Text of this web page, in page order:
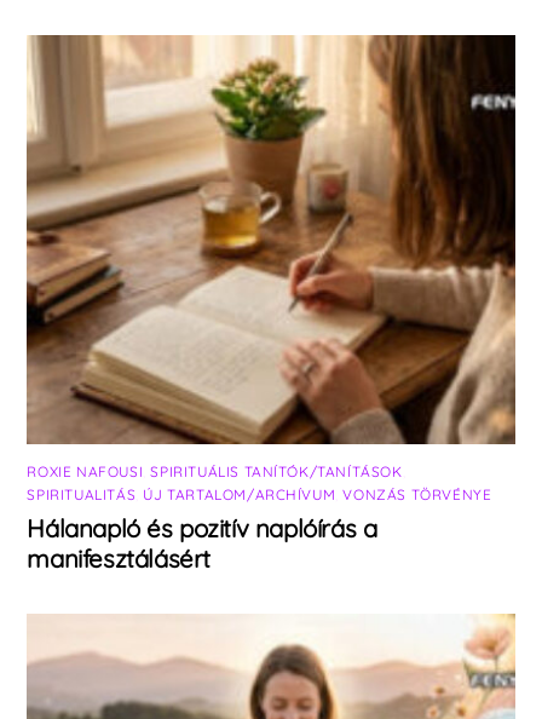
ROXIE NAFOUSI ,SPIRITUÁLIS TANÍTÓK/TANÍTÁSOK
SPIRITUALITÁS ÚJ TARTALOM/ARCHÍVUM ,VONZÁS TÖRVÉNYE
Hálanapló és pozitív naplóírás a
manifesztálásért